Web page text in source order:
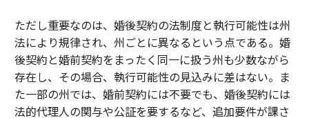
ただし重要なのは、婚後契約の法制度と執行可能性は州
法により規律され、州ごとに異なるという点である。婚
後契約と婚前契約をまったく同一に扱う州も少数ながら
存在し、その場合、執行可能性の見込みに差はない。ま
た一部の州では、婚前契約には不要でも、婚後契約には
法的代理人の関与や公証を要するなど、追加要件が課さ